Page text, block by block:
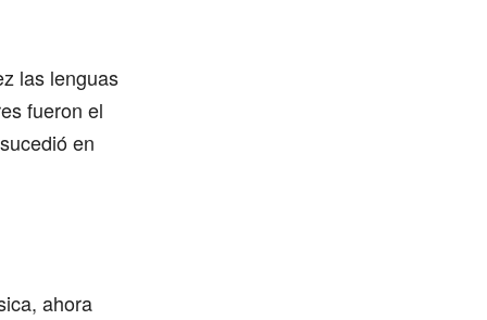
las lenguas
fueron el
en
ahora